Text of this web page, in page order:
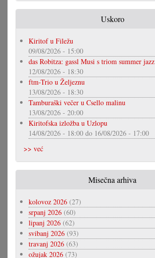
Uskoro
Kiritof u Filežu
09/08/2026 - 15:00
das Robitza: gassl Musi s triom summer jazz
12/08/2026 - 18:30
ftm-Trio u Željeznu
13/08/2026 - 18:30
Tamburaški večer u Csello malinu
13/08/2026 - 20:00
Kiritofska izložba u Uzlopu
14/08/2026 - 18:00 do 16/08/2026 - 17:00
>> već
Misečna arhiva
kolovoz 2026 (27)
srpanj 2026 (60)
lipanj 2026 (62)
svibanj 2026 (93)
travanj 2026 (63)
ožujak 2026 (73)